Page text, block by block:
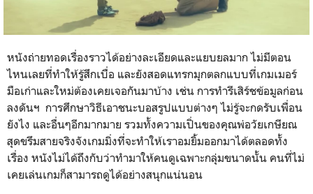
หนังถ่ายทอดเรื่องราวได้อย่างละเอียดและแยบยลมาก ไม่มีตอน
ไหนเลยที่ทำให้รู้สึกเบื่อ และยังสอดแทรกมุกตลกแบบที่เกมเมอร์
มือเก่าและใหม่ต้องเคยเจอกันมาบ้าง เช่น การทำรีเสิร์ชข้อมูลก่อน
ลงดันฯ การศึกษาวิธีเอาชนะบอสรูปแบบต่างๆ ไม่รู้จะกดรับเพื่อน
ยังไง และอื่นๆอีกมากมาย รวมทั้งความเปิ่นของคุณพ่อวัยเกษียณ
สุดขรึมสายจริงจังเกมมิ่งที่จะทำให้เราอมยิ้มออกมาได้ตลอดทั้ง
เรื่อง หนังไม่ได้ถึงกับว่าทำมาให้คนดูเฉพาะกลุ่มขนาดนั้น คนที่ไม่
เคยเล่นเกมก็สามารถดูได้อย่างสนุกแน่นอน